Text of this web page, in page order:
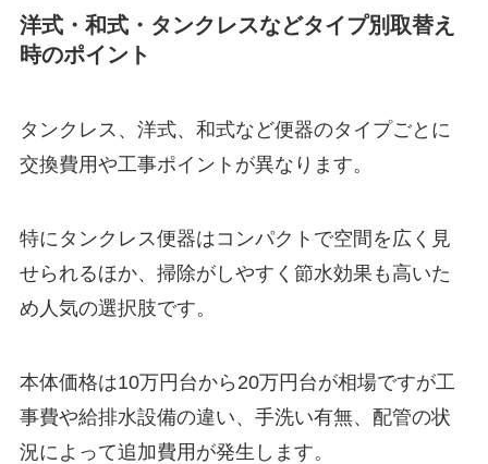
洋式・和式・タンクレスなどタイプ別取替え
時のポイント
タンクレス、洋式、和式など便器のタイプごとに
交換費用や工事ポイントが異なります。
特にタンクレス便器はコンパクトで空間を広く見
せられるほか、掃除がしやすく節水効果も高いた
め人気の選択肢です。
本体価格は10万円台から20万円台が相場ですが工
事費や給排水設備の違い、手洗い有無、配管の状
況によって追加費用が発生します。